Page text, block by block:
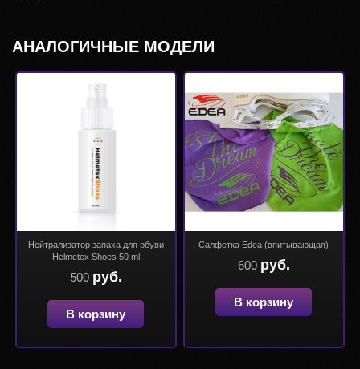
АНАЛОГИЧНЫЕ МОДЕЛИ
Нейтрализатор запаха для обуви
Helmetex Shoes 50 ml
500 руб.
В корзину
Салфетка Edea (впитывающая)
600 руб.
В корзину